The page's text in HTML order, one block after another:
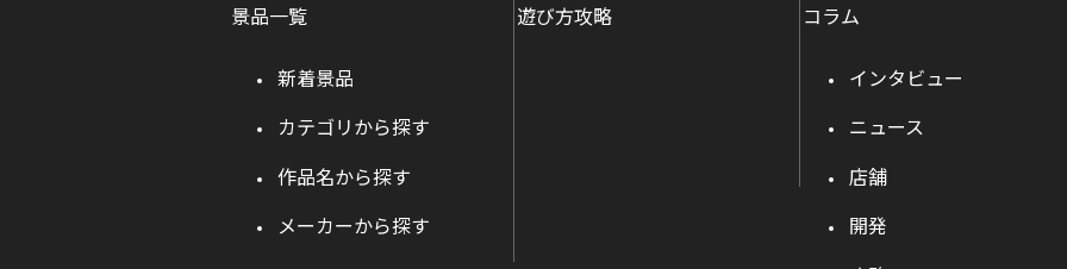
景品一覧
新着景品
カテゴリから探す
作品名から探す
メーカーから探す
遊び方攻略 コラム
インタビュー
ニュース
店舗
開発